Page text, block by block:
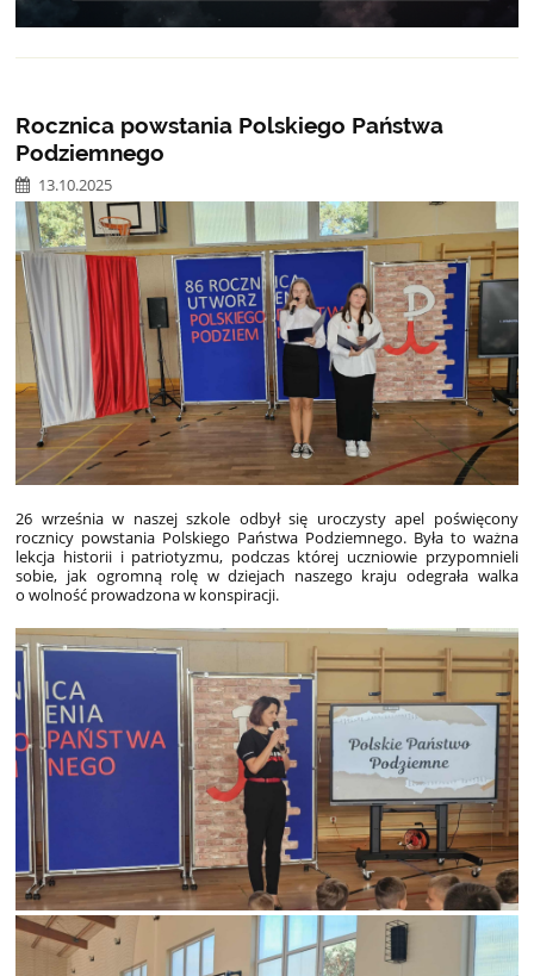
Rocznica powstania Polskiego Państwa
Podziemnego
13.10.2025
26 września w naszej szkole odbył się uroczysty apel poświęcony
rocznicy powstania Polskiego Państwa Podziemnego. Była to ważna
lekcja historii i patriotyzmu, podczas której uczniowie przypomnieli
sobie, jak ogromną rolę w dziejach naszego kraju odegrała walka
o wolność prowadzona w konspiracji.